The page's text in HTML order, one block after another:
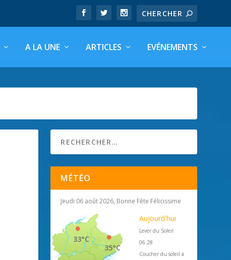
A LA UNE ARTICLES EVÉNEMENTS
MÉTÉO
Jeudi 06 août 2026, Bonne Fête Félicissime
35°C
33°C
Aujourd'hui
Lever du Soleil
06:28
Coucher du soleil à